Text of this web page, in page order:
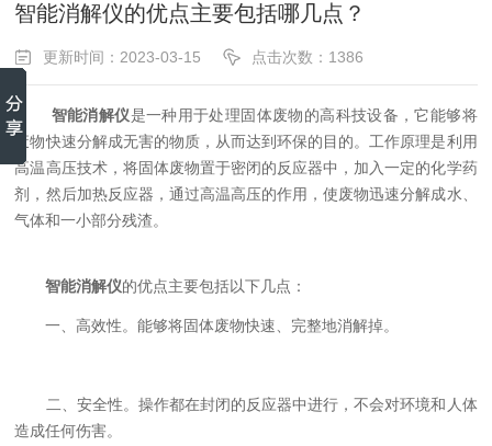
智能消解仪的优点主要包括哪几点？
更新时间：2023-03-15 点击次数：1386
智能消解仪是一种用于处理固体废物的高科技设备，它能够将
废物快速分解成无害的物质，从而达到环保的目的。工作原理是利用
高温高压技术，将固体废物置于密闭的反应器中，加入一定的化学药
剂，然后加热反应器，通过高温高压的作用，使废物迅速分解成水、
气体和一小部分残渣。
智能消解仪的优点主要包括以下几点：
一、高效性。能够将固体废物快速、完整地消解掉。
二、安全性。操作都在封闭的反应器中进行，不会对环境和人体
造成任何伤害。